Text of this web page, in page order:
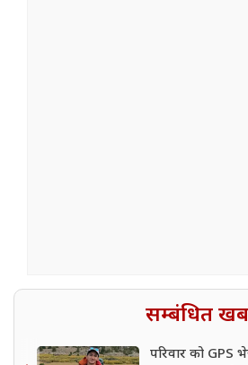
सम्बंधित
परिवार को GPS